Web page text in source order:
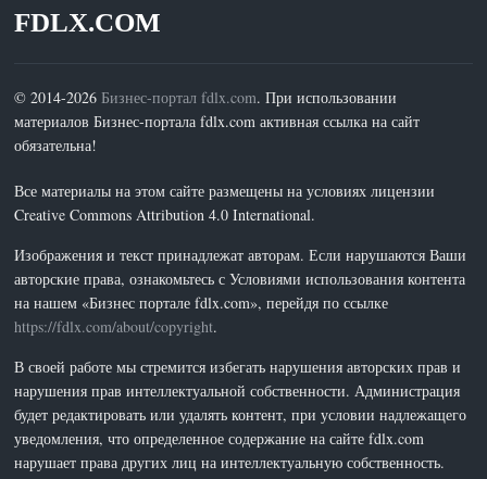
FDLX.COM
© 2014-2026 Бизнес-портал fdlx.com. При использовании
материалов Бизнес-портала fdlx.com активная ссылка на сайт
обязательна!
Все материалы на этом сайте размещены на условиях лицензии
Creative Commons Attribution 4.0 International.
Изображения и текст принадлежат авторам. Если нарушаются Ваши
авторские права, ознакомьтесь с Условиями использования контента
на нашем «Бизнес портале fdlx.com», перейдя по ссылке
https://fdlx.com/about/copyright.
В своей работе мы стремится избегать нарушения авторских прав и
нарушения прав интеллектуальной собственности. Администрация
будет редактировать или удалять контент, при условии надлежащего
уведомления, что определенное содержание на сайте fdlx.com
нарушает права других лиц на интеллектуальную собственность.